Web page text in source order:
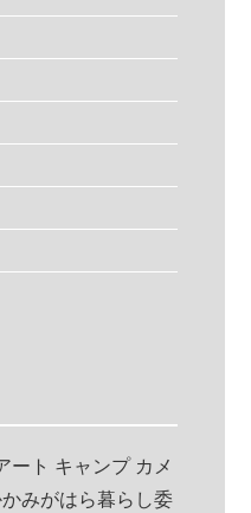
ート キャンプ カメ
みがはら暮らし委